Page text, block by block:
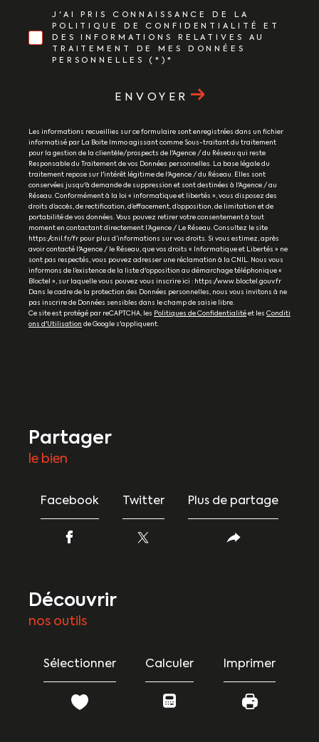
J'AI PRIS CONNAISSANCE DE LA
POLITIQUE DE CONFIDENTIALITÉ ET
DES INFORMATIONS RELATIVES AU
TRAITEMENT DE MES DONNÉES
PERSONNELLES (*)*
ENVOYER
Les informations recueillies sur ce formulaire sont enregistrées dans un fichier
informatisé par La Boite Immo agissant comme Sous-traitant du traitement
pour la gestion de la clientèle/prospects de l'Agence / du Réseau qui reste
Responsable du Traitement de vos Données personnelles. La base légale du
traitement repose sur l'intérêt légitime de l'Agence / du Réseau. Elles sont
conservées jusqu'à demande de suppression et sont destinées à l'Agence / au
Réseau. Conformément à la loi « informatique et libertés », vous disposez des
droits d’accès, de rectification, d’effacement, d’opposition, de limitation et de
portabilité de vos données. Vous pouvez retirer votre consentement à tout
moment en contactant directement l’Agence / Le Réseau. Consultez le site
https://cnil.fr/fr pour plus d’informations sur vos droits. Si vous estimez, après
avoir contacté l'Agence / le Réseau, que vos droits « Informatique et Libertés » ne
sont pas respectés, vous pouvez adresser une réclamation à la CNIL. Nous vous
informons de l’existence de la liste d'opposition au démarchage téléphonique «
Bloctel », sur laquelle vous pouvez vous inscrire ici : https://www.bloctel.gouv.fr
Dans le cadre de la protection des Données personnelles, nous vous invitons à ne
pas inscrire de Données sensibles dans le champ de saisie libre.
Ce site est protégé par reCAPTCHA, les Politiques de Confidentialité et les Conditi
ons d'Utilisation de Google s'appliquent.
partager
le bien
Facebook Twitter Plus de partage
découvrir
nos outils
Sélectionner Calculer Imprimer